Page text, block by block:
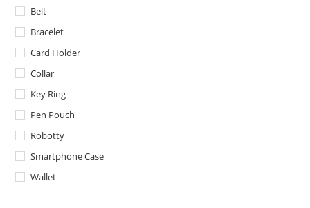
Belt
Bracelet
Card Holder
Collar
Key Ring
Pen Pouch
Robotty
Smartphone Case
Wallet